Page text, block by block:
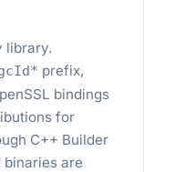
library.
prefix,
bindings
for
C++ Builder
binaries are